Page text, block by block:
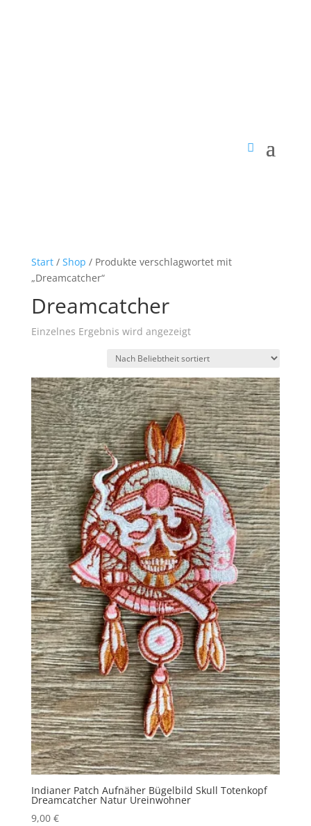
Start/ Shop / Produkte verschlagwortet mit
„Dreamcatcher“
Dreamcatcher
Einzelnes Ergebnis wird angezeigt
Indianer Patch Aufnäher Bügelbild Skull Totenkopf
Dreamcatcher Natur Ureinwohner
9,00 €